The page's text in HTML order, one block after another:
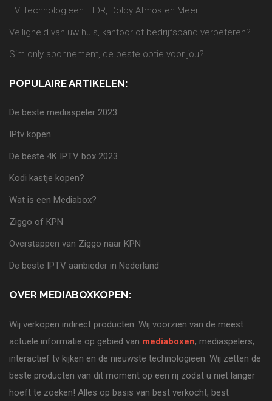
TV Technologieën: HDR, Dolby Atmos en Meer
Veiligheid van uw huis, kantoor of bedrijfspand verbeteren?
Sim only abonnement, de beste optie voor jou?
POPULAIRE ARTIKELEN:
De beste mediaspeler 2023
IPtv kopen
De beste 4K IPTV box 2023
Kodi kastje kopen?
Wat is een Mediabox?
Ziggo of KPN
Overstappen van Ziggo naar KPN
De beste IPTV aanbieder in Nederland
OVER MEDIABOXKOPEN:
Wij verkopen indirect producten. Wij voorzien van de meest
actuele informatie op gebied van mediaboxen, mediaspelers,
interactief tv kijken en de nieuwste technologieën. Wij zetten de
beste producten van dit moment op een rij zodat u niet langer
hoeft te zoeken! Alles op basis van best verkocht, best